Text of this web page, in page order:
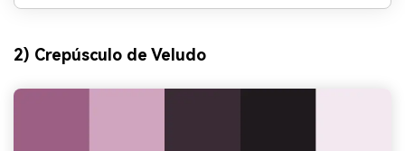
2) Crepúsculo de Veludo